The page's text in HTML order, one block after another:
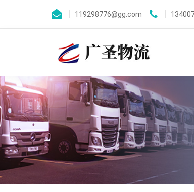
119298776@gg.com